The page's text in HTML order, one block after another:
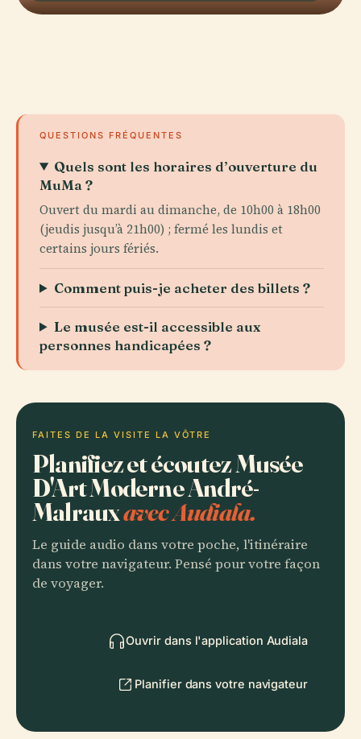
QUESTIONS FRÉQUENTES
Quels sont les horaires d’ouverture du
MuMa ?
Ouvert du mardi au dimanche, de 10h00 à 18h00
(jeudis jusqu’à 21h00) ; fermé les lundis et
certains jours fériés.
Comment puis-je acheter des billets ?
Le musée est-il accessible aux
personnes handicapées ?
FAITES DE LA VISITE LA VÔTRE
Planifiez et écoutez Musée
D'Art Moderne André-
Malrauxavec Audiala.
Le guide audio dans votre poche, l'itinéraire
dans votre navigateur. Pensé pour votre façon
de voyager.
Ouvrir dans l'application Audiala
Planifier dans votre navigateur